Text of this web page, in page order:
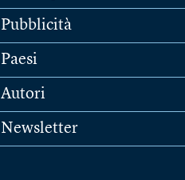
Pubblicità
Paesi
Autori
Newsletter